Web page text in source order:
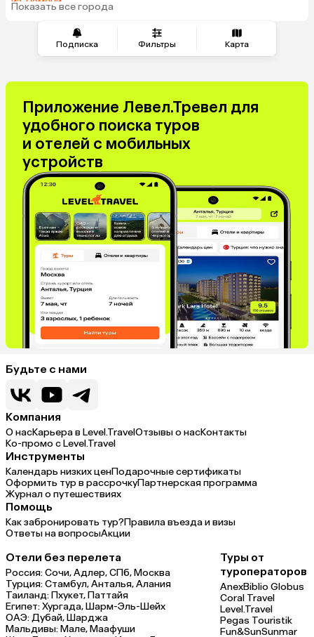
Подписка Фильтры Карта
Иордания
Саудовская Аравия
Таджикистан
Венгрия
Болгария
из Челябинска
Показать все города
Приложение Левел.Тревел для
удобного поиска туров
и отелей с мобильных
устройств
Будьте с нами
Компания
О насКарьера в Level.TravelОтзывы о насКонтакты
Ко-промо с Level.Travel
Инструменты
Календарь низких ценПодарочные сертификаты
Оформить тур в рассрочкуПартнерская программа
Журнал о путешествиях
Помощь
Как забронировать тур?Правила въезда и визы
Ответы на вопросыАкции
Отели без перелета
Россия:Сочи,Адлер,СПб,Москва
Турция:Стамбул,Анталья,Алания
Таиланд:Пхукет,Паттайя
Египет:Хургада,Шарм-Эль-Шейх
ОАЭ:Дубай,Шарджа
Мальдивы:Мале,Маафуши
Туры от
туроператоров
AnexBiblio Globus
Coral Travel
Level.Travel
Pegas Touristik
Fun&SunSunmar